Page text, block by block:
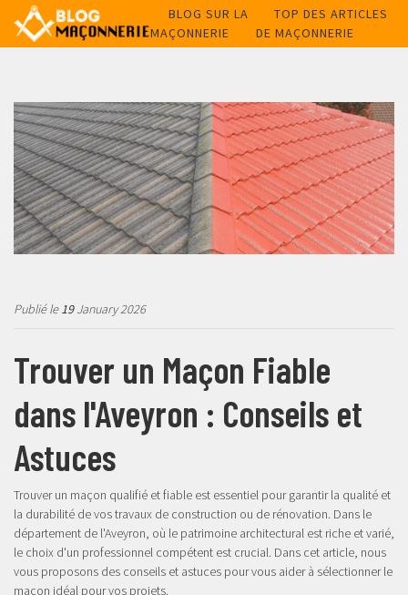
BLOG SUR LA
MAÇONNERIE
TOP DES ARTICLES
DE MAÇONNERIE
Publié le19January 2026
Trouver un Maçon Fiable
dans l'Aveyron : Conseils et
Astuces
Trouver un maçon qualifié et fiable est essentiel pour garantir la qualité et
la durabilité de vos travaux de construction ou de rénovation. Dans le
département de l'Aveyron, où le patrimoine architectural est riche et varié,
le choix d'un professionnel compétent est crucial. Dans cet article, nous
vous proposons des conseils et astuces pour vous aider à sélectionner le
maçon idéal pour vos projets.